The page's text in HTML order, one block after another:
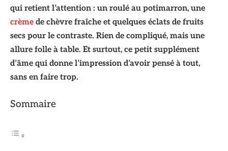
qui retient l’attention : un roulé au potimarron, une
crème de chèvre fraîche et quelques éclats de fruits
secs pour le contraste. Rien de compliqué, mais une
allure folle à table. Et surtout, ce petit supplément
d’âme qui donne l’impression d’avoir pensé à tout,
sans en faire trop.
Sommaire